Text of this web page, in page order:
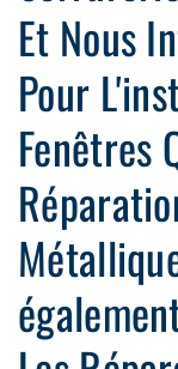
Et Nous
Pour
Fenêtres